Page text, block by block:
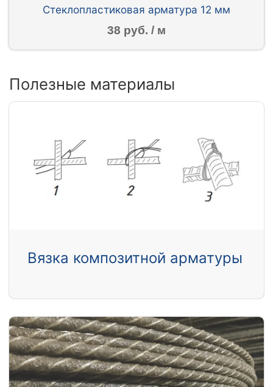
Стеклопластиковая арматура 12 мм
38 руб. / м
Полезные материалы
Вязка композитной арматуры